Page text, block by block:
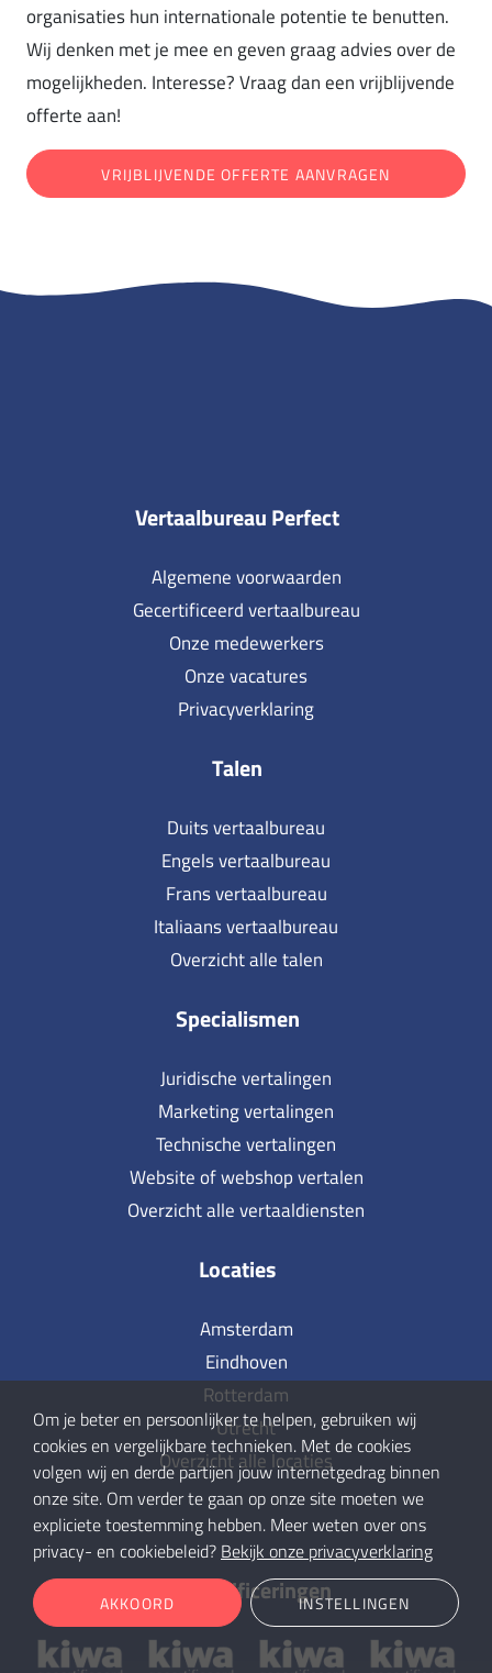
organisaties hun internationale potentie te benutten.
Wij denken met je mee en geven graag advies over de
mogelijkheden. Interesse? Vraag dan een vrijblijvende
offerte aan!
VRIJBLIJVENDE OFFERTE AANVRAGEN
Vertaalbureau Perfect
Algemene voorwaarden
Gecertificeerd vertaalbureau
Onze medewerkers
Onze vacatures
Privacyverklaring
Talen
Duits vertaalbureau
Engels vertaalbureau
Frans vertaalbureau
Italiaans vertaalbureau
Overzicht alle talen
Specialismen
Juridische vertalingen
Marketing vertalingen
Technische vertalingen
Website of webshop vertalen
Overzicht alle vertaaldiensten
Locaties
Amsterdam
Eindhoven
Rotterdam
Utrecht
Overzicht alle locaties
Onze certificeringen
Om je beter en persoonlijker te helpen, gebruiken wij
cookies en vergelijkbare technieken. Met de cookies
volgen wij en derde partijen jouw internetgedrag binnen
onze site. Om verder te gaan op onze site moeten we
expliciete toestemming hebben. Meer weten over ons
privacy- en cookiebeleid? Bekijk onze privacyverklaring
AKKOORD INSTELLINGEN